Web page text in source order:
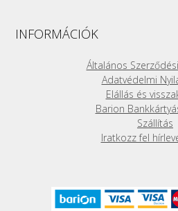
INFORMÁCIÓK
Általános
Adatvédelmi
Elállás és
Barion
Szállítás
Iratkozz fel